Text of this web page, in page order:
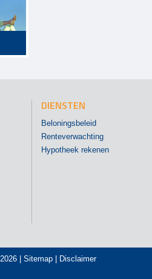
DIENSTEN
Beloningsbeleid
Renteverwachting
Hypotheek rekenen
2026 | Sitemap | Disclaimer